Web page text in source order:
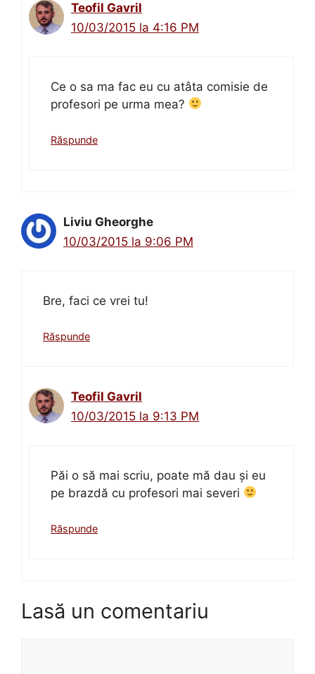
Teofil Gavril
10/03/2015 la 4:16 PM
Ce o sa ma fac eu cu atâta comisie de
profesori pe urma mea?
Răspunde
Liviu Gheorghe
10/03/2015 la 9:06 PM
Bre, faci ce vrei tu!
Răspunde
Teofil Gavril
10/03/2015 la 9:13 PM
Păi o să mai scriu, poate mă dau și eu
pe brazdă cu profesori mai severi
Răspunde
Lasă un comentariu